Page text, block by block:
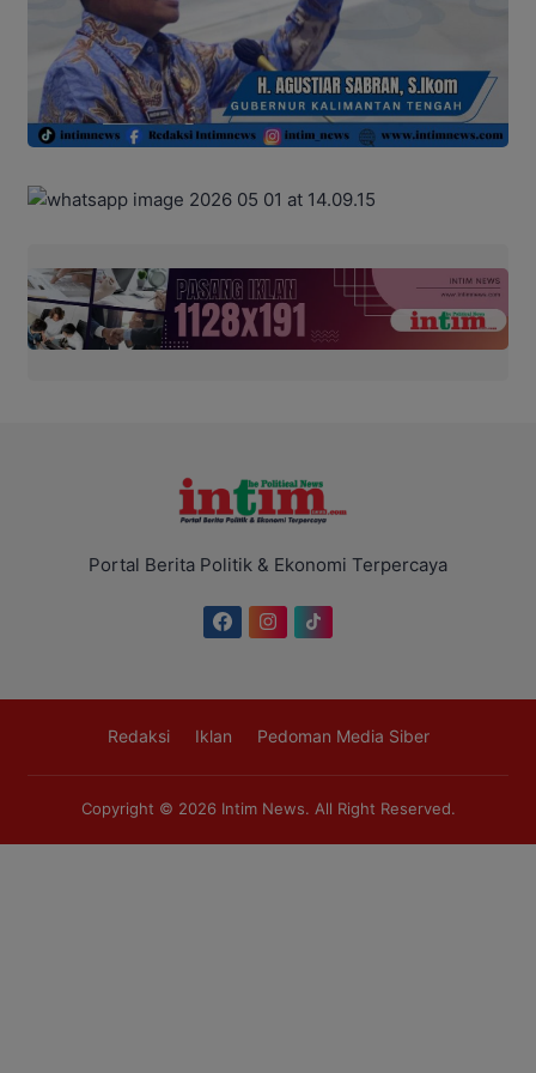
Portal Berita Politik & Ekonomi Terpercaya
Redaksi Iklan Pedoman Media Siber
Copyright © 2026 Intim News. All Right Reserved.